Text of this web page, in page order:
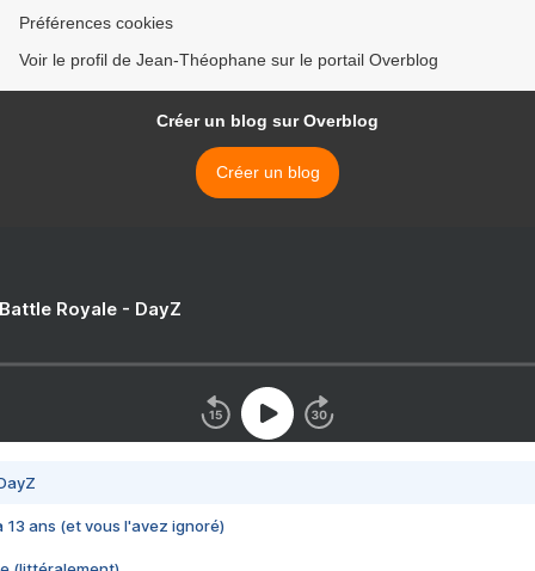
Préférences cookies
Voir le profil de Jean-Théophane sur le portail Overblog
Créer un blog sur Overblog
Créer un blog
Royale - DayZ
13 ans (et vous l'avez ignoré)